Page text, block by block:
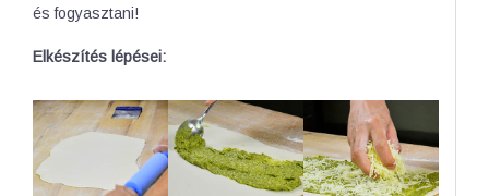
és fogyasztani!
Elkészítés lépései: